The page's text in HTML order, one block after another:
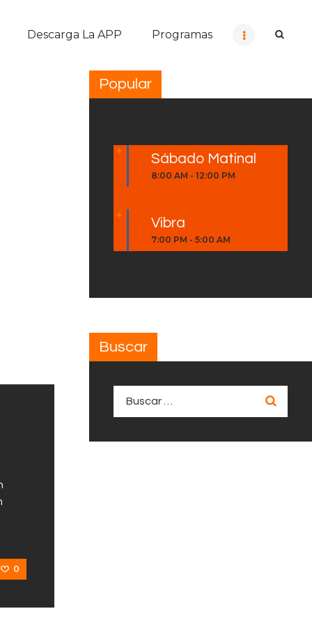
Descarga La APP Programas
0
Popular
Sábado Matinal
8:00 AM -12:00 PM
Vibra
7:00 PM -5:00 AM
Buscar